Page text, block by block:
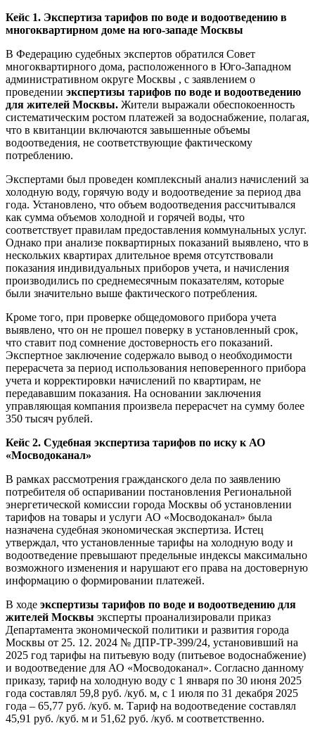
Кейс 1. Экспертиза тарифов по воде и водоотведению в
многоквартирном доме на юго-западе Москвы
В Федерацию судебных экспертов обратился Совет
многоквартирного дома, расположенного в Юго-Западном
административном округе Москвы , с заявлением о
проведении экспертизы тарифов по воде и водоотведению
для жителей Москвы. Жители выражали обеспокоенность
систематическим ростом платежей за водоснабжение, полагая,
что в квитанции включаются завышенные объемы
водоотведения, не соответствующие фактическому
потреблению.
Экспертами был проведен комплексный анализ начислений за
холодную воду, горячую воду и водоотведение за период два
года. Установлено, что объем водоотведения рассчитывался
как сумма объемов холодной и горячей воды, что
соответствует правилам предоставления коммунальных услуг.
Однако при анализе поквартирных показаний выявлено, что в
нескольких квартирах длительное время отсутствовали
показания индивидуальных приборов учета, и начисления
производились по среднемесячным показателям, которые
были значительно выше фактического потребления.
Кроме того, при проверке общедомового прибора учета
выявлено, что он не прошел поверку в установленный срок,
что ставит под сомнение достоверность его показаний.
Экспертное заключение содержало вывод о необходимости
перерасчета за период использования неповеренного прибора
учета и корректировки начислений по квартирам, не
передававшим показания. На основании заключения
управляющая компания произвела перерасчет на сумму более
350 тысяч рублей.
Кейс 2. Судебная экспертиза тарифов по иску к АО
«Мосводоканал»
В рамках рассмотрения гражданского дела по заявлению
потребителя об оспаривании постановления Региональной
энергетической комиссии города Москвы об установлении
тарифов на товары и услуги АО «Мосводоканал» была
назначена судебная экономическая экспертиза. Истец
утверждал, что установленные тарифы на холодную воду и
водоотведение превышают предельные индексы максимально
возможного изменения и нарушают его права на достоверную
информацию о формировании платежей.
В ходе экспертизы тарифов по воде и водоотведению для
жителей Москвы эксперты проанализировали приказ
Департамента экономической политики и развития города
Москвы от 25. 12. 2024 № ДПР-ТР-399/24, установивший на
2025 год тарифы на питьевую воду (питьевое водоснабжение)
и водоотведение для АО «Мосводоканал». Согласно данному
приказу, тариф на холодную воду с 1 января по 30 июня 2025
года составлял 59,8 руб. /куб. м, с 1 июля по 31 декабря 2025
года – 65,77 руб. /куб. м. Тариф на водоотведение составлял
45,91 руб. /куб. м и 51,62 руб. /куб. м соответственно.